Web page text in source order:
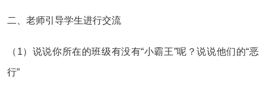
二、老师引导学生进行交流
（1）说说你所在的班级有没有“小霸王”呢？说说他们的“恶
行”